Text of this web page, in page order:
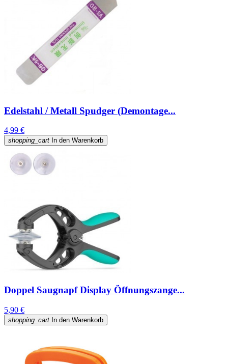
Edelstahl / Metall Spudger (Demontage...
4,99 €
shopping_cart In den Warenkorb
Doppel Saugnapf Display Öffnungszange...
5,90 €
shopping_cart In den Warenkorb